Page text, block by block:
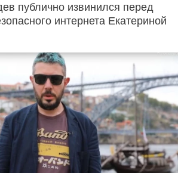
публично извинился перед
интернета Екатериной